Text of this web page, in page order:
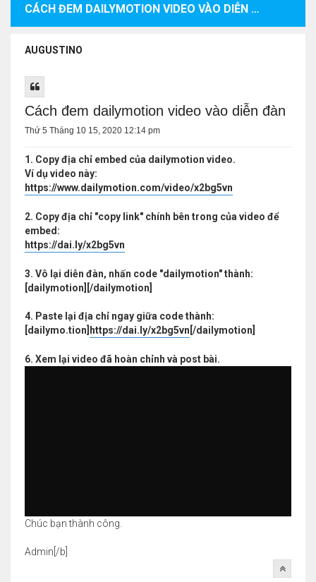
CÁCH ĐEM DAILYMOTION VIDEO VÀO DIỄN ĐÀN
AUGUSTINO
Cách đem dailymotion video vào diễn đàn
Thứ 5 Tháng 10 15, 2020 12:14 pm
1. Copy địa chỉ embed của dailymotion video.
Ví dụ video này:
https://www.dailymotion.com/video/x2bg5vn
2. Copy địa chỉ "copy link" chính bên trong của video để
embed:
https://dai.ly/x2bg5vn
3. Vô lại diễn đàn, nhấn code "dailymotion" thành:
[dailymotion][/dailymotion]
4. Paste lại địa chỉ ngay giữa code thành:
[dailymo.tion] https://dai.ly/x2bg5vn [/dailymotion]
6. Xem lại video đã hoàn chỉnh và post bài.
Chúc bạn thành công.
Admin[/b]